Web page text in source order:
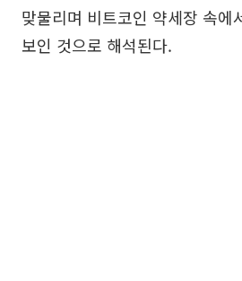
맞물리며 비트코인 약세장 속에
보인 것으로 해석된다.